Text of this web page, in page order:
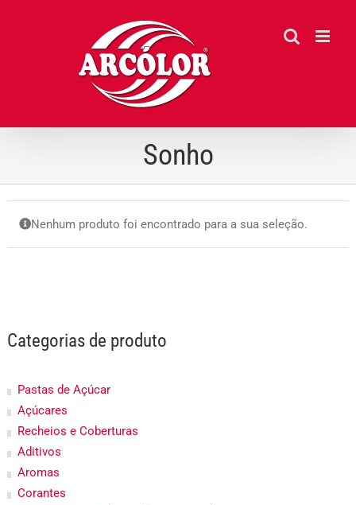
Sonho
Nenhum produto foi encontrado para a sua seleção.
Categorias de produto
Pastas de Açúcar
Açúcares
Recheios e Coberturas
Aditivos
Aromas
Corantes